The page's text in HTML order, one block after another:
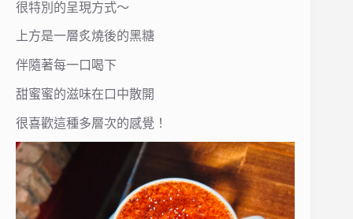
很特別的呈現方式～
上方是一層炙燒後的黑糖
伴隨著每一口喝下
甜蜜蜜的滋味在口中散開
很喜歡這種多層次的感覺！